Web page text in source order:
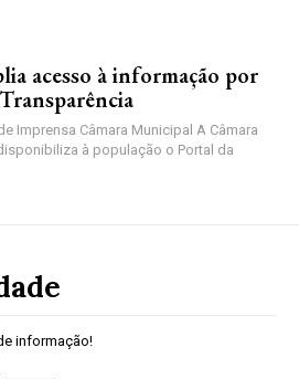
acesso à informação por
Imprensa Câmara Municipal A Câmara
à população o Portal da
informação!